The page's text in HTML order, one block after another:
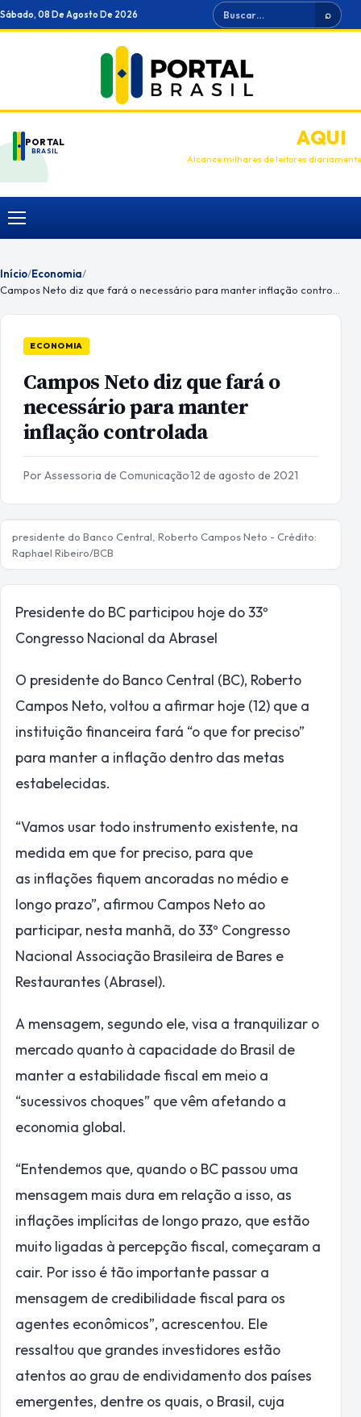
Ir
para
Sábado, 08 De Agosto De 2026 Buscar ⌕
PORTAL
BRASIL
ANUNCIEAQUI
Alcance milhares de leitores diariamente
Menu
Início/Economia/
ECONOMIA
Campos Neto diz que fará o
necessário para manter
inflação controlada
Por Assessoria de Comunicação·12 de agosto de 2021
presidente do Banco Central, Roberto Campos Neto - Crédito:
Raphael Ribeiro/BCB
Presidente do BC participou hoje do 33º
Congresso Nacional da Abrasel
O presidente do Banco Central (BC), Roberto
Campos Neto, voltou a afirmar hoje (12) que a
instituição financeira fará “o que for preciso”
para manter a inflação dentro das metas
estabelecidas.
“Vamos usar todo instrumento existente, na
medida em que for preciso, para que
as inflações fiquem ancoradas no médio e
longo prazo”, afirmou Campos Neto ao
participar, nesta manhã, do 33º Congresso
Nacional Associação Brasileira de Bares e
Restaurantes (Abrasel).
A mensagem, segundo ele, visa a tranquilizar o
mercado quanto à capacidade do Brasil de
manter a estabilidade fiscal em meio a
“sucessivos choques” que vêm afetando a
economia global.
“Entendemos que, quando o BC passou uma
mensagem mais dura em relação a isso, as
inflações implícitas de longo prazo, que estão
muito ligadas à percepção fiscal, começaram a
cair. Por isso é tão importante passar a
mensagem de credibilidade fiscal para os
agentes econômicos”, acrescentou. Ele
ressaltou que grandes investidores estão
atentos ao grau de endividamento dos países
emergentes, dentre os quais, o Brasil, cuja